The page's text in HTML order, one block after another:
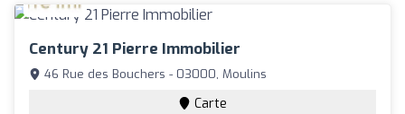
Century 21 Pierre Immobilier
46 Rue des Bouchers - 03000, Moulins
Carte